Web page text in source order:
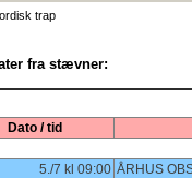
trap
fra stævner:
Dato / tid
5./7 kl 09:00 ÅRHUS